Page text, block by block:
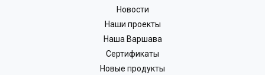
Новости
Наши проекты
Наша Варшава
Сертификаты
Новые продукты